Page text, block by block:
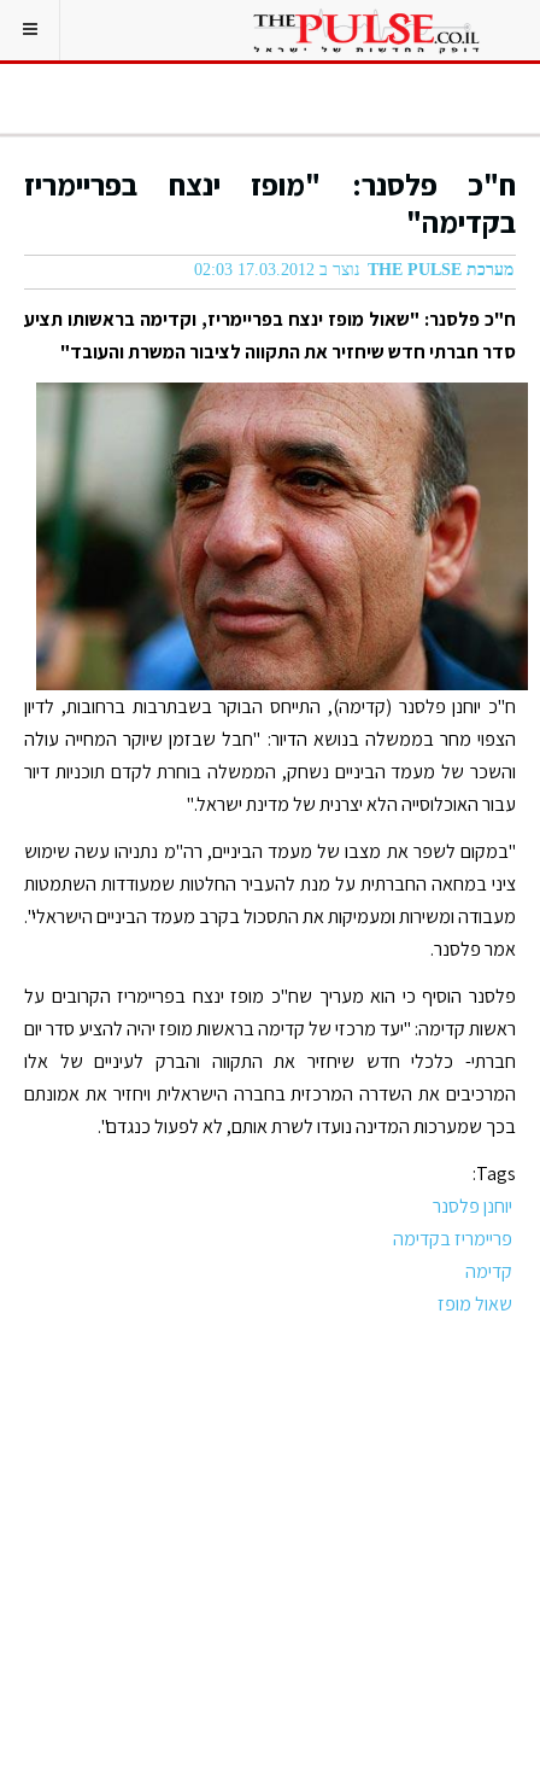
ח"כ פלסנר: "מופז ינצח בפריימריז
בקדימה"
מערכת THE PULSE נוצר ב 17.03.2012 02:03
ח"כ פלסנר: "שאול מופז ינצח בפריימריז, וקדימה בראשותו תציע
סדר חברתי חדש שיחזיר את התקווה לציבור המשרת והעובד"
ח"כ יוחנן פלסנר (קדימה), התייחס הבוקר בשבתרבות ברחובות, לדיון
הצפוי מחר בממשלה בנושא הדיור: "חבל שבזמן שיוקר המחייה עולה
והשכר של מעמד הביניים נשחק, הממשלה בוחרת לקדם תוכניות דיור
עבור האוכלוסייה הלא יצרנית של מדינת ישראל."
"במקום לשפר את מצבו של מעמד הביניים, רה"מ נתניהו עשה שימוש
ציני במחאה החברתית על מנת להעביר החלטות שמעודדות השתמטות
מעבודה ומשירות ומעמיקות את התסכול בקרב מעמד הביניים הישראלי".
אמר פלסנר.
פלסנר הוסיף כי הוא מעריך שח"כ מופז ינצח בפריימריז הקרובים על
ראשות קדימה: "יעד מרכזי של קדימה בראשות מופז יהיה להציע סדר יום
חברתי- כלכלי חדש שיחזיר את התקווה והברק לעיניים של אלו
המרכיבים את השדרה המרכזית בחברה הישראלית ויחזיר את אמונתם
בכך שמערכות המדינה נועדו לשרת אותם, לא לפעול כנגדם".
Tags:
יוחנן פלסנר
פריימריז בקדימה
קדימה
שאול מופז